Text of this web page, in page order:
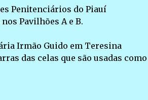
Penitenciários do Piauí
Pavilhões A e B.
Irmão Guido em Teresina
das celas que são usadas como